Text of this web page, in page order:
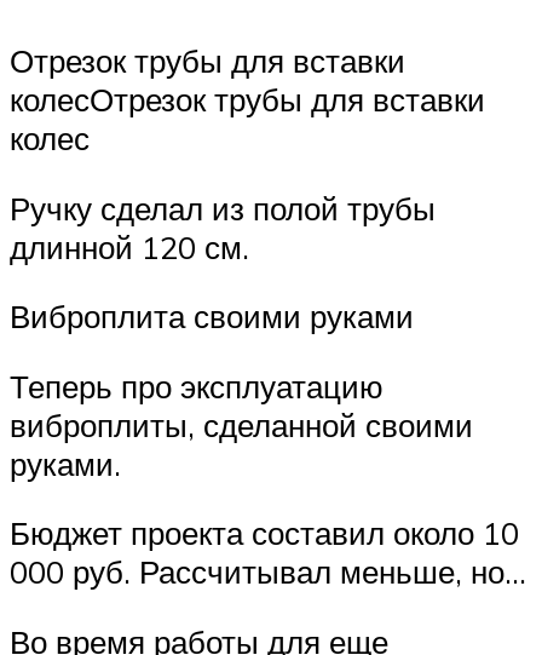
Отрезок трубы для вставки
колесОтрезок трубы для вставки
колес
Ручку сделал из полой трубы
длинной 120 см.
Виброплита своими руками
Теперь про эксплуатацию
виброплиты, сделанной своими
руками.
Бюджет проекта составил около 10
000 руб. Рассчитывал меньше, но…
Во время работы для еще